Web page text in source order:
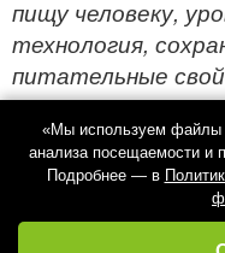
пищу человеку,
технология,
питательные
«Мы используем файлы
анализа посещаемости и
Подробнее — в